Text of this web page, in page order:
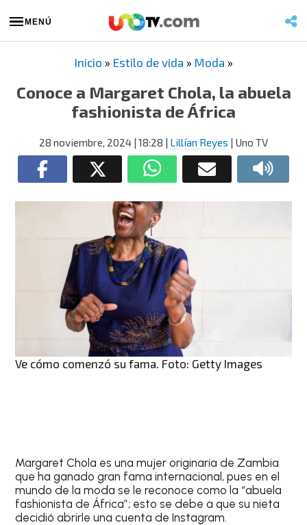
MENÚ
Inicio » Estilo de vida » Moda »
Conoce a Margaret Chola, la abuela
fashionista de África
28 noviembre, 2024 | 18:28 | Lillían Reyes | Uno TV
Ve cómo comenzó su fama. Foto: Getty Images
Margaret Chola es una mujer originaria de Zambia
que ha ganado gran fama internacional, pues en el
mundo de la moda se le reconoce como la “abuela
fashionista de África”; esto se debe a que su nieta
decidió abrirle una cuenta de Instagram.